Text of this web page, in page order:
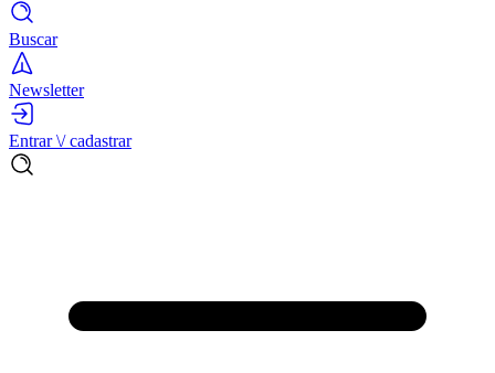
Buscar
Newsletter
Entrar \/ cadastrar